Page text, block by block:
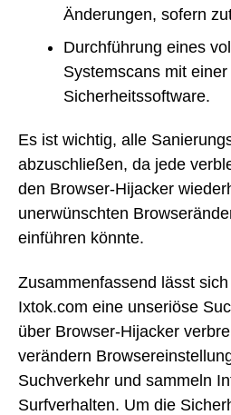
Änderungen, sofern
Durchführung eines
Systemscans mit
Sicherheitssoftware.
Es ist wichtig, alle
abzuschließen, da jede
den Browser-Hijacker
unerwünschten
einführen könnte.
Zusammenfassend lässt
Ixtok.com eine unseriöse
über Browser-Hijacker
verändern
Suchverkehr und sammeln
Surfverhalten. Um die